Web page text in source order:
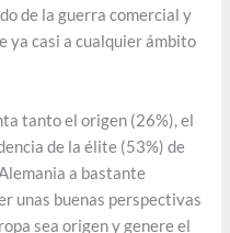
de la guerra comercial y
ya casi a cualquier ámbito
tanto el origen (26%), el
de la élite (53%) de
a bastante
unas buenas perspectivas
sea origen y genere el